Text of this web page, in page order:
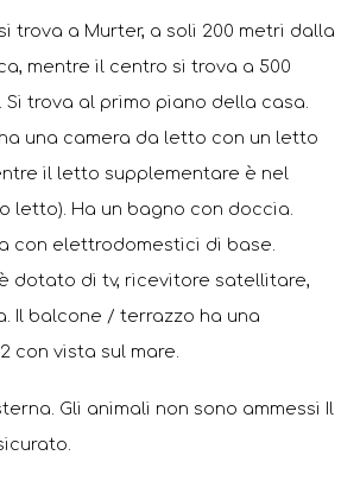
trova a Murter, a soli 200 metri dalla
mentre il centro si trova a 500
trova al primo piano della casa.
una camera da letto con un letto
il letto supplementare è nel
letto). Ha un bagno con doccia.
con elettrodomestici di base.
dotato di tv, ricevitore satellitare,
Il balcone / terrazzo ha una
con vista sul mare.
Gli animali non sono ammessi Il